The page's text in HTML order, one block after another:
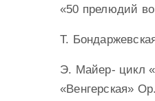
«50 прелюдий
Т.
Э. Майер- цикл
«Венгерская»